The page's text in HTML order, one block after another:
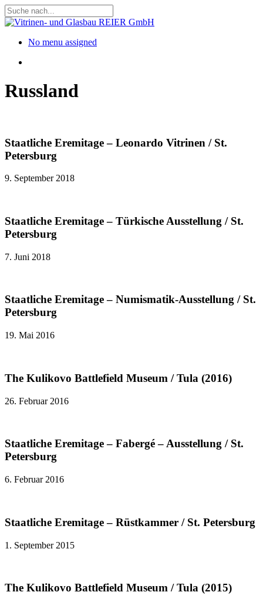
Skip
to
content
Close
Menu
No menu assigned
Russland
Staatliche Eremitage – Leonardo Vitrinen / St.
Petersburg
9. September 2018
Staatliche Eremitage – Türkische Ausstellung / St.
Petersburg
7. Juni 2018
Staatliche Eremitage – Numismatik-Ausstellung / St.
Petersburg
19. Mai 2016
The Kulikovo Battlefield Museum / Tula (2016)
26. Februar 2016
Staatliche Eremitage – Fabergé – Ausstellung / St.
Petersburg
6. Februar 2016
Staatliche Eremitage – Rüstkammer / St. Petersburg
1. September 2015
The Kulikovo Battlefield Museum / Tula (2015)